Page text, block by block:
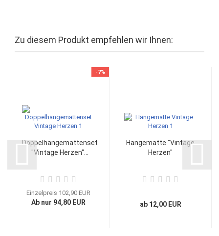
Zu diesem Produkt empfehlen wir Ihnen:
-7%
Doppelhängemattenset
"Vintage Herzen"...
Einzelpreis 102,90 EUR
Ab nur 94,80 EUR
Hängematte "Vintage
Herzen"
ab 12,00 EUR